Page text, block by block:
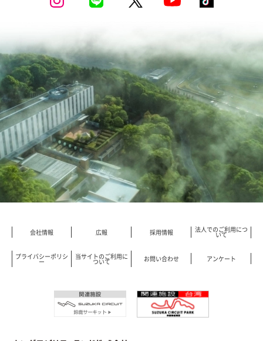
会社情報 広報 採用情報 法人でのご利用につ
いて
プライバシーポリシ
ー
当サイトのご利用に
ついて お問い合わせ アンケート